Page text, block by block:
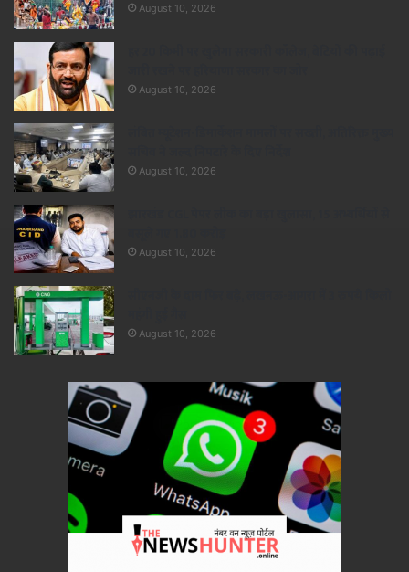
×
August 10, 2026
August 10, 2026
August 10, 2026
August 10, 2026
August 10, 2026